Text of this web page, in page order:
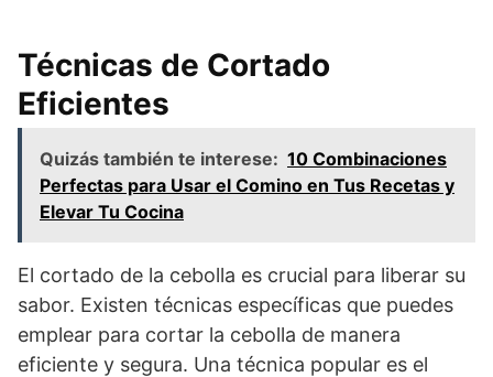
Técnicas de Cortado
Eficientes
Quizás también te interese: 10 Combinaciones
Perfectas para Usar el Comino en Tus Recetas y
Elevar Tu Cocina
El cortado de la cebolla es crucial para liberar su
sabor. Existen técnicas específicas que puedes
emplear para cortar la cebolla de manera
eficiente y segura. Una técnica popular es el